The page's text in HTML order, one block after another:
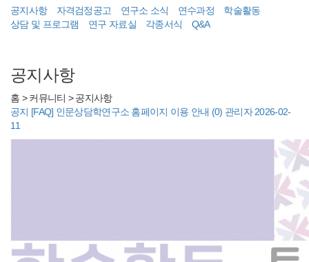
공지사항
자격검정공고 연구소 소식 연수과정
학술활동
상담 및 프로그램
연구 자료실 각종서식 Q&A
공지사항
홈 > 커뮤니티 >공지사항
공지 [FAQ] 인문상담학연구소 홈페이지 이용 안내 (0) 관리자 2026-02-
11